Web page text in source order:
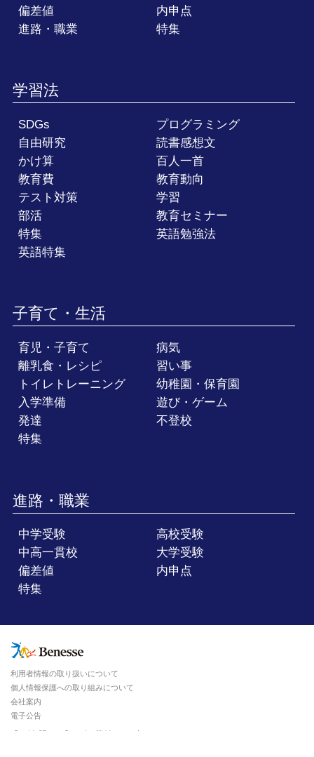
偏差値
内申点
進路・職業
特集
学習法
SDGs
プログラミング
自由研究
読書感想文
かけ算
百人一首
教育費
教育動向
テスト対策
学習
部活
教育セミナー
特集
英語勉強法
英語特集
子育て・生活
育児・子育て
病気
離乳食・レシピ
習い事
トイレトレーニング
幼稚園・保育園
入学準備
遊び・ゲーム
発達
不登校
特集
進路・職業
中学受験
高校受験
中高一貫校
大学受験
偏差値
内申点
特集
Copyright ©Benesse Corporation. All rights reserved.
利用者情報の取り扱いについて
個人情報保護への取り組みについて
会社案内
電子公告